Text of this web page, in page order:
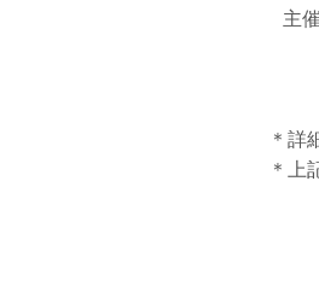
主催
＊詳
＊上